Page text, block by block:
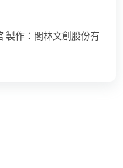
製作：閣林文創股份有